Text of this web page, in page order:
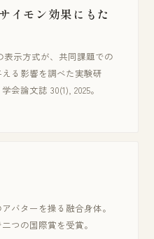
イモン効果にもた
示方式が、共同課題での
る影響を調べた実験研
会論文誌 30(1), 2025。
バターを操る融合身体。
つの国際賞を受賞。